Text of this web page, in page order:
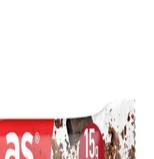
Yemeği: Ev Yapımı
Hazırlama